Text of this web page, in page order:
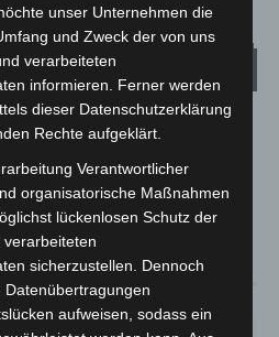
Wetter
°C 15.5°
unser Unternehmen die
und Zweck der von uns
verarbeiteten
informieren. Ferner werden
dieser Datenschutzerklärung
Rechte aufgeklärt.
Verantwortlicher
organisatorische Maßnahmen
lückenlosen Schutz der
sicherzustellen. Dennoch
aufweisen, sodass ein